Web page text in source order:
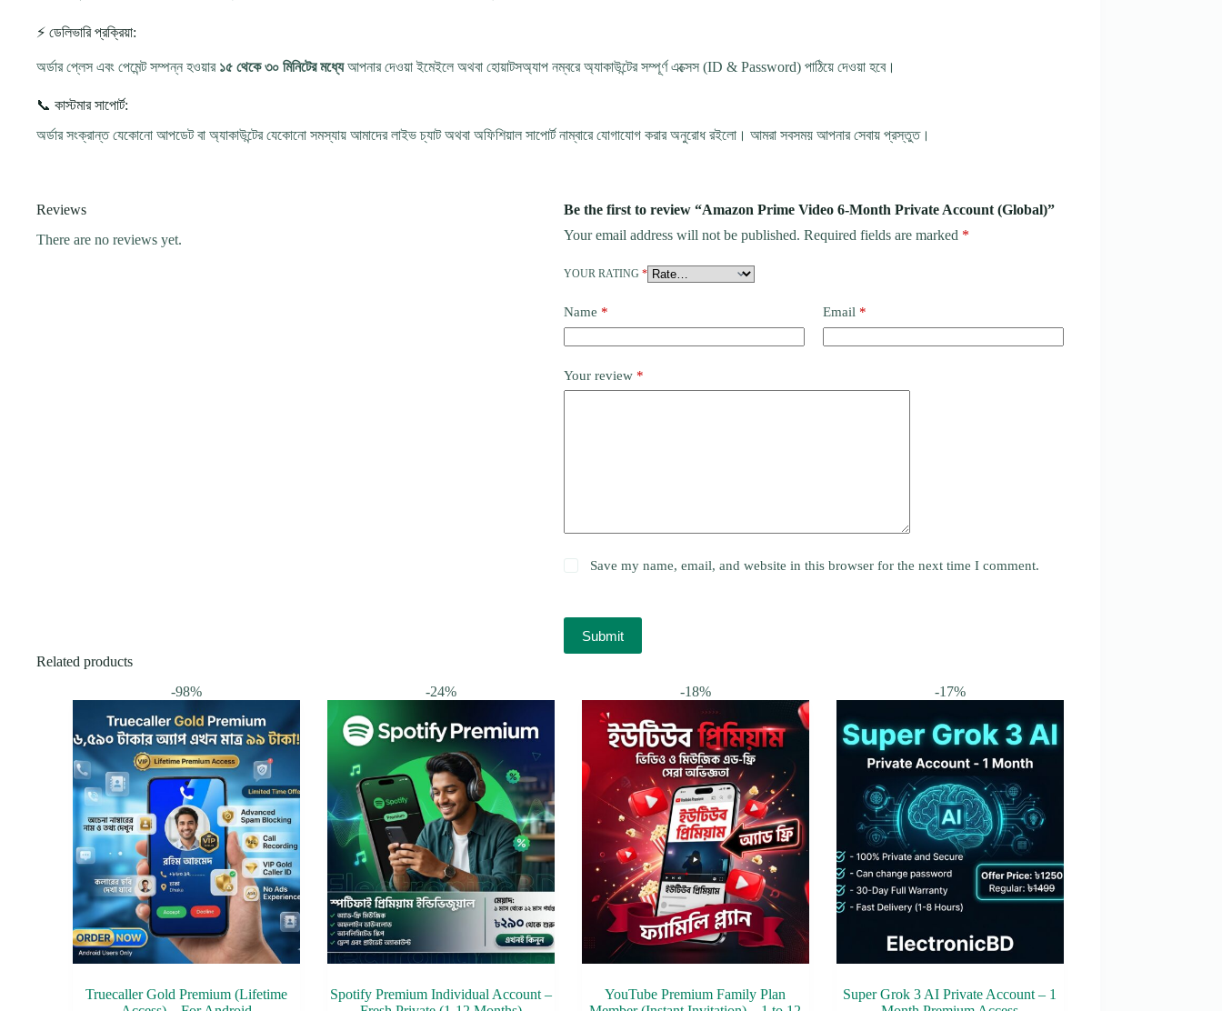
⚡ ডেলিভারি প্রক্রিয়া:
অর্ডার প্লেস এবং পেমেন্ট সম্পন্ন হওয়ার ১৫ থেকে ৩০ মিনিটের মধ্যেআপনার দেওয়া ইমেইলে অথবা হোয়াটসঅ্যাপ নম্বরে অ্যাকাউন্টের সম্পূর্ণ এক্সেস (ID & Password) পাঠিয়ে দেওয়া হবে।
📞 কাস্টমার সাপোর্ট:
অর্ডার সংক্রান্ত যেকোনো আপডেট বা অ্যাকাউন্টের যেকোনো সমস্যায় আমাদের লাইভ চ্যাট অথবা অফিশিয়াল সাপোর্ট নাম্বারে যোগাযোগ করার অনুরোধ রইলো। আমরা সবসময় আপনার সেবায় প্রস্তুত।
Reviews
There are no reviews yet.
Be the first to review “Amazon Prime Video 6-Month Private Account (Global)”
Your email address will not be published. Required fields are marked *
YOUR RATING *
Name * Email *
Your review *
Save my name, email, and website in this browser for the next time I comment.
Submit
Related products
-98%
Truecaller Gold Premium (Lifetime
-24%
Spotify Premium Individual Account –
-18%
YouTube Premium Family Plan
-17%
Super Grok 3 AI Private Account – 1